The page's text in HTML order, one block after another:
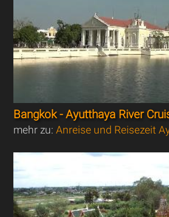
Bangkok - Ayutthaya River
mehr zu:Anreise und Reisezeit